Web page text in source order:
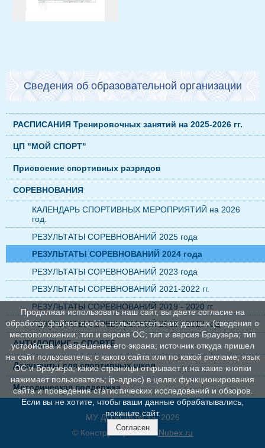
Сведения об образовательной организации
РАСПИСАНИЯ Тренировочных занятий на 2025-2026 гг.
ЦП "МОЙ СПОРТ"
Присвоение спортивных разрядов
СОРЕВНОВАНИЯ
КАЛЕНДАРЬ СПОРТИВНЫХ МЕРОПРИЯТИЙ на 2026
год.
РЕЗУЛЬТАТЫ СОРЕВНОВАНИЙ 2025 года
РЕЗУЛЬТАТЫ СОРЕВНОВАНИЙ 2024 года
РЕЗУЛЬТАТЫ СОРЕВНОВАНИЙ 2023 года
РЕЗУЛЬТАТЫ СОРЕВНОВАНИЙ 2021-2022 гг.
РЕЗУЛЬТАТЫ СОРЕВНОВАНИЙ 2019 - 2020 гг.
РЕЗУЛЬТАТЫ СОРЕВНОВАНИЙ 2018 - 2019 год
АНТИДОПИНГ в СПОРТЕ
Документы для спортивных школ
Методическая поддержка
МУ ДО «СШ № 1», 2026
© Конструктор сайтовNubex.ru
Продолжая использовать наш сайт, вы даете согласие на
обработку файлов cookie, пользовательских данных (сведения о
местоположении; тип и версия ОС; тип и версия Браузера; тип
устройства и разрешение его экрана; источник откуда пришел
на сайт пользователь; с какого сайта или по какой рекламе; язык
ОС и Браузера; какие страницы открывает и на какие кнопки
нажимает пользователь; ip-адрес) в целях функционирования
сайта и проведения статистических исследований и обзоров.
Если вы не хотите, чтобы ваши данные обрабатывались,
покиньте сайт.
Согласен